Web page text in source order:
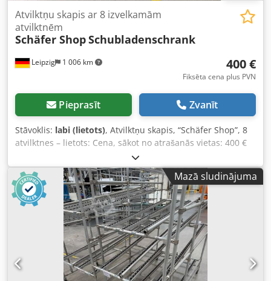
Leipzig 1 006 km
Atvilktņu skapis ar 8 izvelkamām
atvilktnēm
Schäfer ShopSchubladenschrank
400 €
Fiksēta cena plus PVN
Pieprasīt Zvanīt
Stāvoklis: labi (lietots), Atvilktņu skapis, “Schäfer Shop”, 8
atvilktnes – lietots: Cena, sākot no atrašanās vietas: 400 €
(bez PVN)! Pozīcija 3: Ražotājs: “Schäfer Shop” Tips:
nezināms Izgatavošanas gads: nezināms Izmēri: apmēram:
100x70x100 cm 8 atvilktnes / nodalījumi ar dažādiem
augstumiem Stāvoklis: labs Pieejams: uzreiz Atrašanās
vieta: Leipzigā Credszp Rv Eepfx An Ijf
Mazā sludinājuma